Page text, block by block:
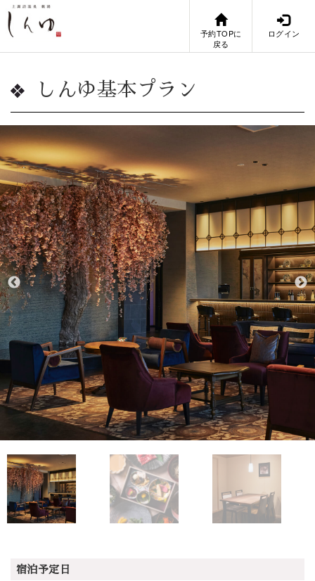
予約TOPに
戻る
ログイン
しんゆ基本プラン
宿泊予定日